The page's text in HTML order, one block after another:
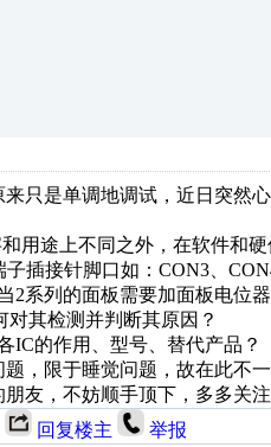
只是单调地调试，近日突然
用途上不同之外，在软件和
子插接针脚口如：CON3、
2系列的面板需要加面板电位
对其检测并判断其原因？
IC的作用、型号、替代产品？
，限于睡觉问题，故在此不
友，不妨顺手顶下，多多关
回复楼主 举报